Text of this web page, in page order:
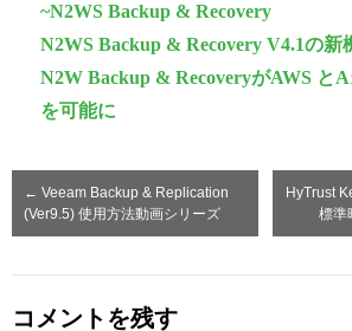
~N2WS Backup & Recovery
N2WS Backup & Recovery V4.1の新
N2W Backup & RecoveryがAWS と
を可能に
← Veeam Backup & Replication
(Ver9.5) 使用方法動画シリーズ
HyTrust
標準
コメントを残す